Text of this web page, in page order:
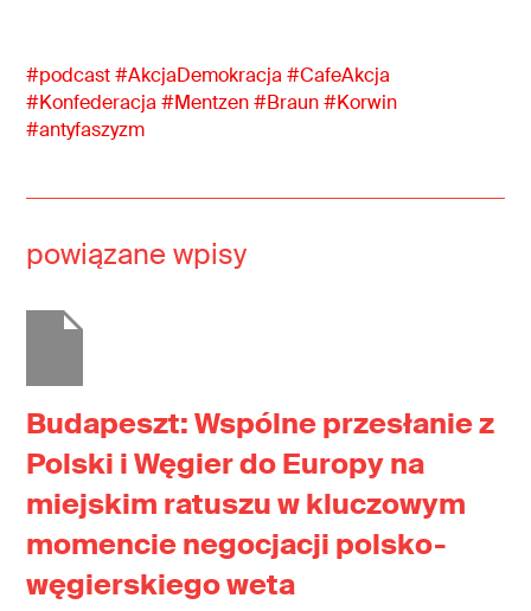
#podcast #AkcjaDemokracja #CafeAkcja
#Konfederacja #Mentzen #Braun #Korwin
#antyfaszyzm
powiązane wpisy
Budapeszt: Wspólne przesłanie z
Polski i Węgier do Europy na
miejskim ratuszu w kluczowym
momencie negocjacji polsko-
węgierskiego weta